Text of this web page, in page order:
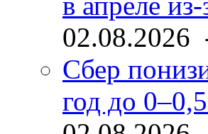
02.08.2026
Сбер
год до